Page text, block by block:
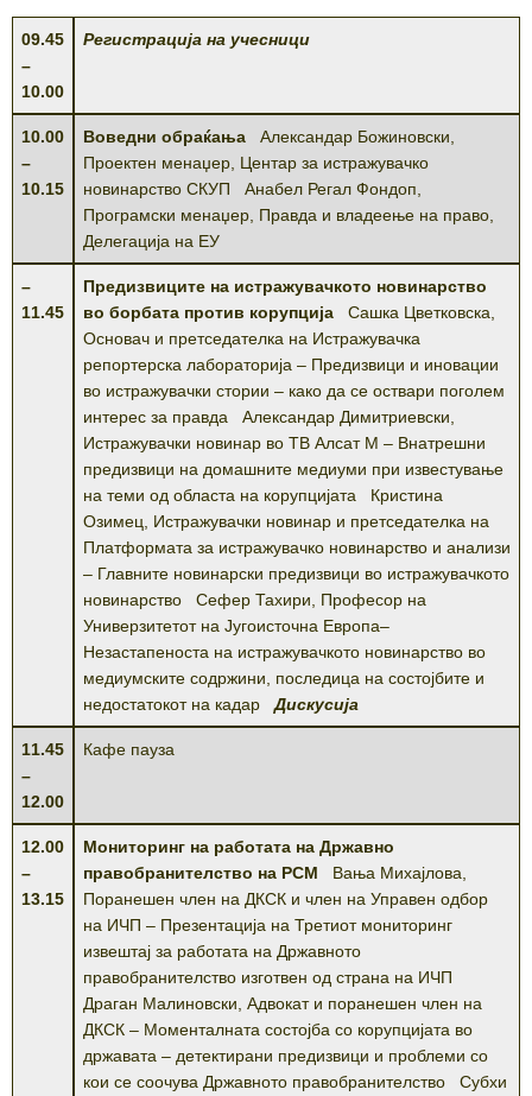
09.45
–
10.00
Регистрација на учесници
10.00
–
10.15
Воведни обраќања Александар Божиновски,
Проектен менаџер, Центар за истражувачко
новинарство СКУП Анабел Регал Фондоп,
Програмски менаџер, Правда и владеење на право,
Делегација на ЕУ
–
11.45
Предизвиците на истражувачкото новинарство
во борбата против корупција Сашка Цветковска,
Основач и претседателка на Истражувачка
репортерска лабораторија – Предизвици и иновации
во истражувачки стории – како да се оствари поголем
интерес за правда Александар Димитриевски,
Истражувачки новинар во ТВ Алсат М – Внатрешни
предизвици на домашните медиуми при известување
на теми од областа на корупцијата Кристина
Озимец, Истражувачки новинар и претседателка на
Платформата за истражувачко новинарство и анализи
– Главните новинарски предизвици во истражувачкото
новинарство Сефер Тахири, Професор на
Универзитетот на Југоисточна Европа–
Незастапеноста на истражувачкото новинарство во
медиумските содржини, последица на состојбите и
недостатокот на кадарДискусија
11.45
–
12.00
Кафе пауза
12.00
–
13.15
Мониторинг на работата на Државно
правобранителство на РСМ
Вања Михајлова,
Поранешен член на ДКСК и член на Управен одбор
на ИЧП – Презентација на Третиот мониторинг
извештај за работата на Државното
правобранителство изготвен од страна на ИЧП
Драган Малиновски, Адвокат и поранешен член на
ДКСК – Моменталната состојба со корупцијата во
државата – детектирани предизвици и проблеми со
кои се соочува Државното правобранителство Субхи